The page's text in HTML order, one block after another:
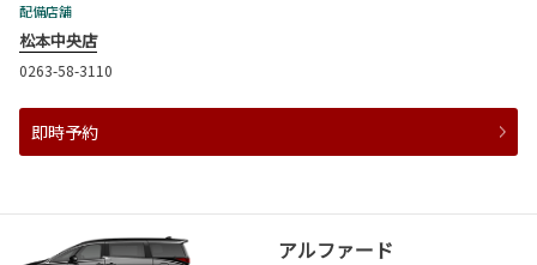
配備店舗
松本中央店
0263-58-3110
即時予約
アルファード